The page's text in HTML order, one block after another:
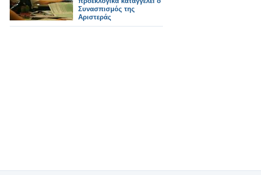
Συνασπισμός της
Αριστεράς